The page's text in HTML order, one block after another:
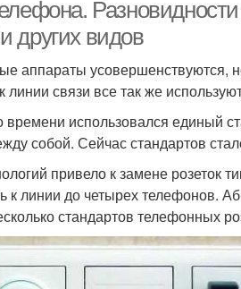
других видов
аппараты усовершенствуются,
связи все так же
времени использовался
собой. Сейчас стандартов
привело к замене розеток
линии до четырех телефонов.
стандартов телефонных